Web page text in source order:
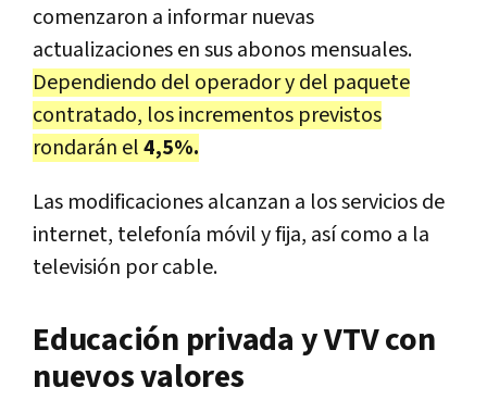
comenzaron a informar nuevas
actualizaciones en sus abonos mensuales.
Dependiendo del operador y del paquete
contratado, los incrementos previstos
rondarán el4,5%.
Las modificaciones alcanzan a los servicios de
internet, telefonía móvil y fija, así como a la
televisión por cable.
Educación privada y VTV con
nuevos valores